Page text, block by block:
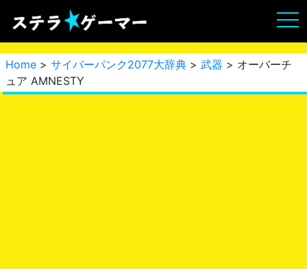
Home > サイバーパンク2077大辞典 > 武器 > オーバーチ
ュア AMNESTY